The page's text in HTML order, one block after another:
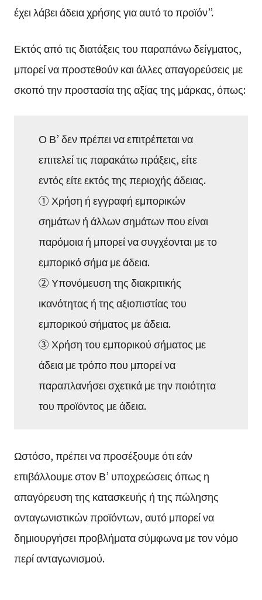
έχει λάβει άδεια χρήσης για αυτό το προϊόν”.
Εκτός από τις διατάξεις του παραπάνω δείγματος,
μπορεί να προστεθούν και άλλες απαγορεύσεις με
σκοπό την προστασία της αξίας της μάρκας, όπως:
Ο Β’ δεν πρέπει να επιτρέπεται να
επιτελεί τις παρακάτω πράξεις, είτε
εντός είτε εκτός της περιοχής άδειας.
① Χρήση ή εγγραφή εμπορικών
σημάτων ή άλλων σημάτων που είναι
παρόμοια ή μπορεί να συγχέονται με το
εμπορικό σήμα με άδεια.
② Υπονόμευση της διακριτικής
ικανότητας ή της αξιοπιστίας του
εμπορικού σήματος με άδεια.
③ Χρήση του εμπορικού σήματος με
άδεια με τρόπο που μπορεί να
παραπλανήσει σχετικά με την ποιότητα
του προϊόντος με άδεια.
Ωστόσο, πρέπει να προσέξουμε ότι εάν
επιβάλλουμε στον Β’ υποχρεώσεις όπως η
απαγόρευση της κατασκευής ή της πώλησης
ανταγωνιστικών προϊόντων, αυτό μπορεί να
δημιουργήσει προβλήματα σύμφωνα με τον νόμο
περί ανταγωνισμού.